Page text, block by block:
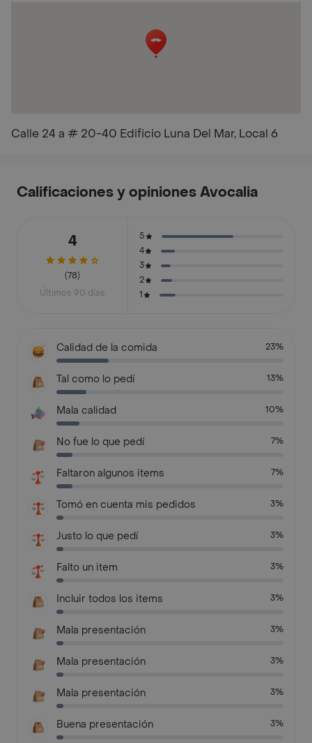
Calle 24 a # 20-40 Edificio Luna Del Mar, Local 6
Calificaciones y opiniones Avocalia
4
(78)
Últimos 90 días
5
4
3
2
1
Calidad de la comida 23%
Tal como lo pedí 13%
Mala calidad 10%
No fue lo que pedí 7%
Faltaron algunos items 7%
Tomó en cuenta mis pedidos 3%
Justo lo que pedí 3%
Falto un item 3%
Incluir todos los items 3%
Mala presentación 3%
Mala presentación 3%
Mala presentación 3%
Buena presentación 3%